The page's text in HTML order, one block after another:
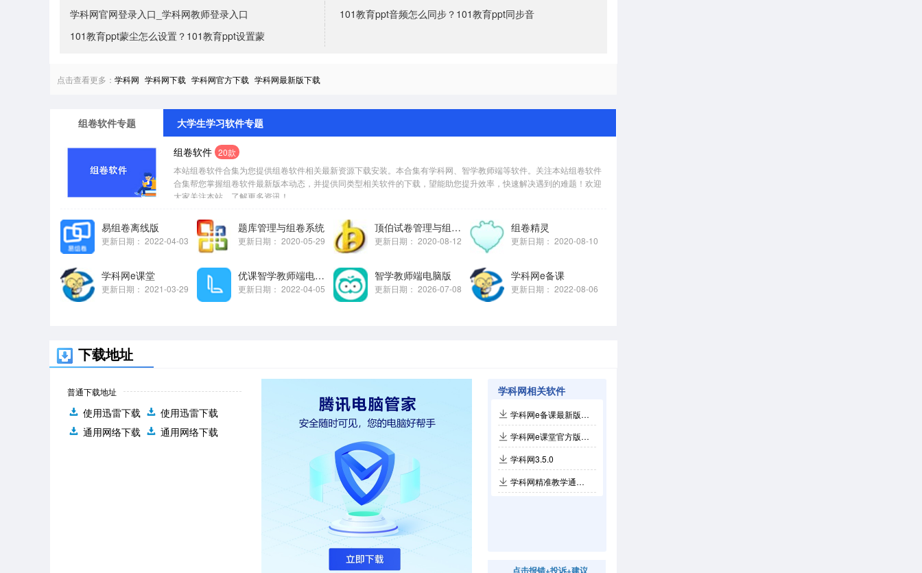
学科网官网登录入口_学科网教师登录入口
101教育ppt音频怎么同步？101教育ppt同步音
101教育ppt蒙尘怎么设置？101教育ppt设置蒙
点击查看更多： 学科网 学科网下载 学科网官方下载 学科网最新版下载
组卷软件专题 大学生学习软件专题
组卷软件 20款
本站组卷软件合集为您提供组卷软件相关最新资源下载安装。本合集有学科网、智学教师端等软件。关注本站组卷软件
合集帮您掌握组卷软件最新版本动态，并提供同类型相关软件的下载，望能助您提升效率，快速解决遇到的难题！欢迎
大家关注本站，了解更多资讯！...
易组卷离线版
更新日期： 2022-04-03
题库管理与组卷系统
更新日期： 2020-05-29
顶伯试卷管理与组卷系统
更新日期： 2020-08-12
组卷精灵
更新日期： 2020-08-10
学科网e课堂
更新日期： 2021-03-29
优课智学教师端电脑版
更新日期： 2022-04-05
智学教师端电脑版
更新日期： 2026-07-08
学科网e备课
更新日期： 2022-08-06
下载地址
普通下载地址
使用迅雷下载
使用迅雷下载
通用网络下载
通用网络下载
学科网相关软件
学科网e备课最新版 v1.3.3.1
学科网e课堂官方版 v1.3.5.8
学科网3.5.0
学科网精准教学通学生版电脑版v3.9.7.0
点击报错+投诉+建议